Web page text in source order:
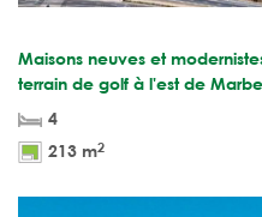
Maisons neuves et
terrain de golf à l'est de
4
213 m2